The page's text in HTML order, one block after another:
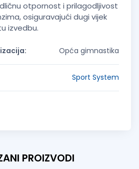
otpornost i prilagodljivost
osiguravajući dugi vijek
izvedbu.
Opća gimnastika
Sport System
PROIZVODI